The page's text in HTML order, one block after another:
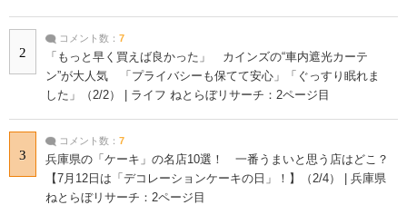
2
コメント数： 7
「もっと早く買えば良かった」 カインズの“車内遮光カーテ
ン”が大人気 「プライバシーも保てて安心」「ぐっすり眠れま
した」（2/2） | ライフ ねとらぼリサーチ：2ページ目
3
コメント数： 7
兵庫県の「ケーキ」の名店10選！ 一番うまいと思う店はどこ？
【7月12日は「デコレーションケーキの日」！】（2/4） | 兵庫県
ねとらぼリサーチ：2ページ目